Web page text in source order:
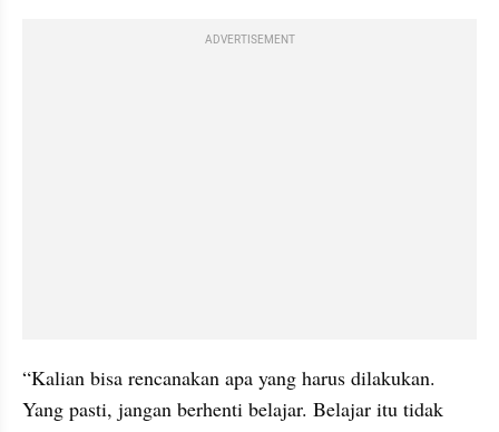
ADVERTISEMENT
“Kalian bisa rencanakan apa yang harus dilakukan.
Yang pasti, jangan berhenti belajar. Belajar itu tidak